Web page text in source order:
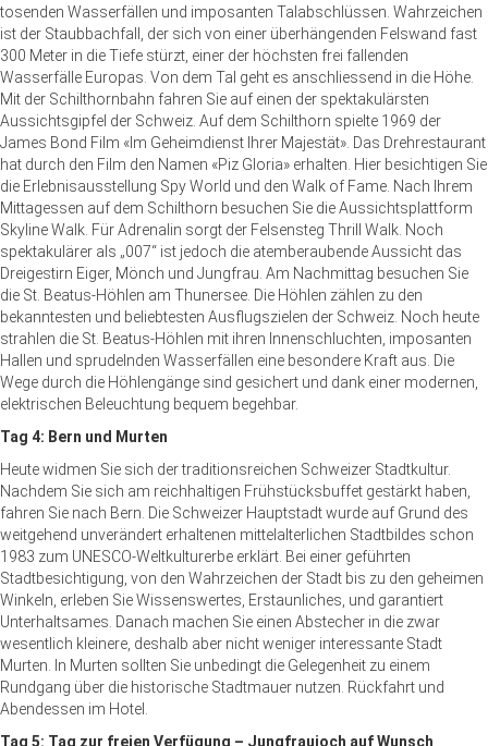
tosenden Wasserfällen und imposanten Talabschlüssen. Wahrzeichen
ist der Staubbachfall, der sich von einer überhängenden Felswand fast
300 Meter in die Tiefe stürzt, einer der höchsten frei fallenden
Wasserfälle Europas. Von dem Tal geht es anschliessend in die Höhe.
Mit der Schilthornbahn fahren Sie auf einen der spektakulärsten
Aussichtsgipfel der Schweiz. Auf dem Schilthorn spielte 1969 der
James Bond Film «Im Geheimdienst Ihrer Majestät». Das Drehrestaurant
hat durch den Film den Namen «Piz Gloria» erhalten. Hier besichtigen Sie
die Erlebnisausstellung Spy World und den Walk of Fame. Nach Ihrem
Mittagessen auf dem Schilthorn besuchen Sie die Aussichtsplattform
Skyline Walk. Für Adrenalin sorgt der Felsensteg Thrill Walk. Noch
spektakulärer als „007“ ist jedoch die atemberaubende Aussicht das
Dreigestirn Eiger, Mönch und Jungfrau. Am Nachmittag besuchen Sie
die St. Beatus-Höhlen am Thunersee. Die Höhlen zählen zu den
bekanntesten und beliebtesten Ausflugszielen der Schweiz. Noch heute
strahlen die St. Beatus-Höhlen mit ihren Innenschluchten, imposanten
Hallen und sprudelnden Wasserfällen eine besondere Kraft aus. Die
Wege durch die Höhlengänge sind gesichert und dank einer modernen,
elektrischen Beleuchtung bequem begehbar.
Tag 4: Bern und Murten
Heute widmen Sie sich der traditionsreichen Schweizer Stadtkultur.
Nachdem Sie sich am reichhaltigen Frühstücksbuffet gestärkt haben,
fahren Sie nach Bern. Die Schweizer Hauptstadt wurde auf Grund des
weitgehend unverändert erhaltenen mittelalterlichen Stadtbildes schon
1983 zum UNESCO-Weltkulturerbe erklärt. Bei einer geführten
Stadtbesichtigung, von den Wahrzeichen der Stadt bis zu den geheimen
Winkeln, erleben Sie Wissenswertes, Erstaunliches, und garantiert
Unterhaltsames. Danach machen Sie einen Abstecher in die zwar
wesentlich kleinere, deshalb aber nicht weniger interessante Stadt
Murten. In Murten sollten Sie unbedingt die Gelegenheit zu einem
Rundgang über die historische Stadtmauer nutzen. Rückfahrt und
Abendessen im Hotel.
Tag 5: Tag zur freien Verfügung – Jungfraujoch auf Wunsch